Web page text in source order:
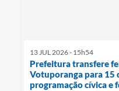
13 JUL 2026 - 15h54
Prefeitura transfere
Votuporanga para 15
programação cívica e